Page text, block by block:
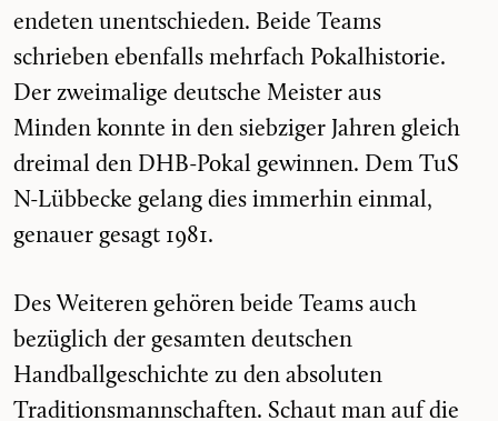
endeten unentschieden. Beide Teams
schrieben ebenfalls mehrfach Pokalhistorie.
Der zweimalige deutsche Meister aus
Minden konnte in den siebziger Jahren gleich
dreimal den DHB-Pokal gewinnen. Dem TuS
N-Lübbecke gelang dies immerhin einmal,
genauer gesagt 1981.
Des Weiteren gehören beide Teams auch
bezüglich der gesamten deutschen
Handballgeschichte zu den absoluten
Traditionsmannschaften. Schaut man auf die